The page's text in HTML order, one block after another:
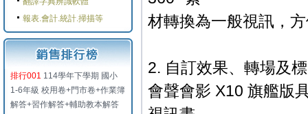
報表.會計.統計.掃描等
排行001 114學年下學期 國小
1-6年級 校用卷+門市卷+作業簿
解答+習作解答+輔助教本解答
材轉換為一般視訊，
2. 自訂效果、轉場及
會聲會影 X10 旗艦版